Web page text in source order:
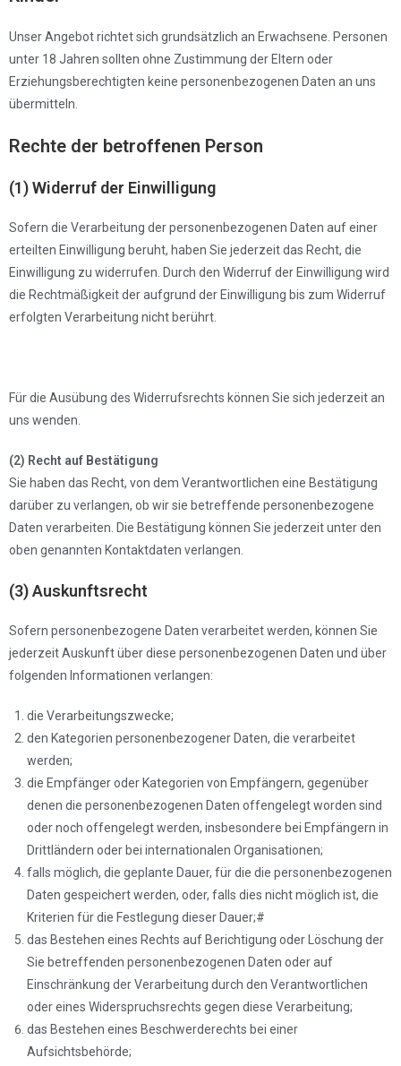
Unser Angebot richtet sich grundsätzlich an Erwachsene. Personen
unter 18 Jahren sollten ohne Zustimmung der Eltern oder
Erziehungsberechtigten keine personenbezogenen Daten an uns
übermitteln.
Rechte der betroffenen Person
(1) Widerruf der Einwilligung
Sofern die Verarbeitung der personenbezogenen Daten auf einer
erteilten Einwilligung beruht, haben Sie jederzeit das Recht, die
Einwilligung zu widerrufen. Durch den Widerruf der Einwilligung wird
die Rechtmäßigkeit der aufgrund der Einwilligung bis zum Widerruf
erfolgten Verarbeitung nicht berührt.
Für die Ausübung des Widerrufsrechts können Sie sich jederzeit an
uns wenden.
(2) Recht auf Bestätigung
Sie haben das Recht, von dem Verantwortlichen eine Bestätigung
darüber zu verlangen, ob wir sie betreffende personenbezogene
Daten verarbeiten. Die Bestätigung können Sie jederzeit unter den
oben genannten Kontaktdaten verlangen.
(3) Auskunftsrecht
Sofern personenbezogene Daten verarbeitet werden, können Sie
jederzeit Auskunft über diese personenbezogenen Daten und über
folgenden Informationen verlangen:
die Verarbeitungszwecke;
den Kategorien personenbezogener Daten, die verarbeitet
werden;
die Empfänger oder Kategorien von Empfängern, gegenüber
denen die personenbezogenen Daten offengelegt worden sind
oder noch offengelegt werden, insbesondere bei Empfängern in
Drittländern oder bei internationalen Organisationen;
falls möglich, die geplante Dauer, für die die personenbezogenen
Daten gespeichert werden, oder, falls dies nicht möglich ist, die
Kriterien für die Festlegung dieser Dauer;#
das Bestehen eines Rechts auf Berichtigung oder Löschung der
Sie betreffenden personenbezogenen Daten oder auf
Einschränkung der Verarbeitung durch den Verantwortlichen
oder eines Widerspruchsrechts gegen diese Verarbeitung;
das Bestehen eines Beschwerderechts bei einer
Aufsichtsbehörde;